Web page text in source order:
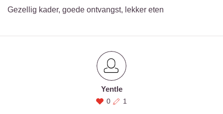
Gezellig kader, goede ontvangst, lekker eten
Yentle
0 1